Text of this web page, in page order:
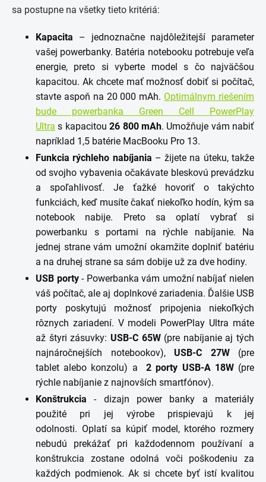
sa postupne na všetky tieto kritériá:
Kapacita
– jednoznačne najdôležitejší parameter
vašej powerbanky. Batéria notebooku potrebuje veľa
energie, preto si vyberte model s čo najväčšou
kapacitou. Ak chcete mať možnosť dobiť si počítač,
stavte aspoň na 20 000 mAh. Optimálnym riešením
bude powerbanka Green Cell PowerPlay
Ultra s kapacitou26 800 mAh. Umožňuje vám nabiť
napríklad 1,5 batérie MacBooku Pro 13.
Funkcia rýchleho nabíjania – žijete na úteku, takže
od svojho vybavenia očakávate bleskovú prevádzku
a spoľahlivosť. Je ťažké hovoriť o takýchto
funkciách, keď musíte čakať niekoľko hodín, kým sa
notebook nabije. Preto sa oplatí vybrať si
powerbanku s portami na rýchle nabíjanie. Na
jednej strane vám umožní okamžite doplniť batériu
a na druhej strane sa sám dobije už za dve hodiny.
USB porty - Powerbanka vám umožní nabíjať nielen
váš počítač, ale aj doplnkové zariadenia. Ďalšie USB
porty poskytujú možnosť pripojenia niekoľkých
rôznych zariadení. V modeli PowerPlay Ultra máte
až štyri zásuvky: USB-C 65W(pre nabíjanie aj tých
najnáročnejších notebookov), USB-C 27W(pre
tablet alebo konzolu) a2 porty USB-A 18W(pre
rýchle nabíjanie z najnovších smartfónov).
Konštrukcia
- dizajn power banky a materiály
použité pri jej výrobe prispievajú k jej
odolnosti. Oplatí sa kúpiť model, ktorého rozmery
nebudú prekážať pri každodennom používaní a
konštrukcia zostane odolná voči poškodeniu za
každých podmienok. Ak si chcete byť istí kvalitou